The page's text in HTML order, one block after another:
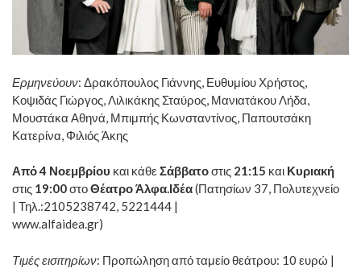
Ερμηνεύουν: Δρακόπουλος Γιάννης, Ευθυμίου Χρήστος,
Κοψιδάς Γιώργος, Λιλικάκης Σταύρος, Μανιατάκου Λήδα,
Μουστάκα Αθηνά, Μπιμπής Κωνσταντίνος, Παπουτσάκη
Κατερίνα, Φιλιός Άκης
Από 4 Νοεμβρίου και κάθεΣάββατοστις 21:15 και Κυριακή
στις 19:00στοΘέατρο Άλφα.Ιδέα(Πατησίων 37, Πολυτεχνείο
| Τηλ.:2105238742, 5221444 |
www.alfaidea.gr)
Τιμές εισιτηρίων: Προπώληση από ταμείο θεάτρου: 10 ευρώ |